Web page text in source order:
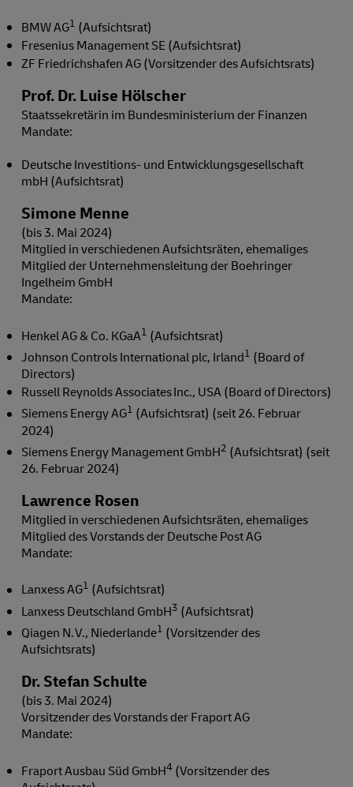
BMW AG1 (Aufsichtsrat)
Fresenius Management SE (Aufsichtsrat)
ZF Friedrichshafen AG (Vorsitzender des Aufsichtsrats)
Prof. Dr. Luise Hölscher
Staatssekretärin im Bundesministerium der Finanzen
Mandate:
Deutsche Investitions- und Entwicklungsgesellschaft
mbH (Aufsichtsrat)
Simone Menne
(bis 3. Mai 2024)
Mitglied in verschiedenen Aufsichtsräten, ehemaliges
Mitglied der Unternehmensleitung der Boehringer
Ingelheim GmbH
Mandate:
Henkel AG & Co. KGaA1 (Aufsichtsrat)
Johnson Controls International plc, Irland1 (Board of
Directors)
Russell Reynolds Associates Inc., USA (Board of Directors)
Siemens Energy AG1 (Aufsichtsrat) (seit 26. Februar
2024)
Siemens Energy Management GmbH2 (Aufsichtsrat) (seit
26. Februar 2024)
Lawrence Rosen
Mitglied in verschiedenen Aufsichtsräten, ehemaliges
Mitglied des Vorstands der Deutsche Post AG
Mandate:
Lanxess AG1 (Aufsichtsrat)
Lanxess Deutschland GmbH3 (Aufsichtsrat)
Qiagen N. V., Niederlande1 (Vorsitzender des
Aufsichtsrats)
Dr. Stefan Schulte
(bis 3. Mai 2024)
Vorsitzender des Vorstands der Fraport AG
Mandate:
Fraport Ausbau Süd GmbH4(Vorsitzender des